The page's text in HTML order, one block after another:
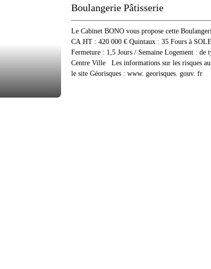
Boulangerie Pâtisserie
Le Cabinet BONO vous propose cette
CA HT : 420 000 € Quintaux : 35 Fours à
Fermeture : 1,5 Jours / Semaine Logement : de
Centre Ville Les informations sur les risques
le site Géorisques : www. georisques. gouv. fr